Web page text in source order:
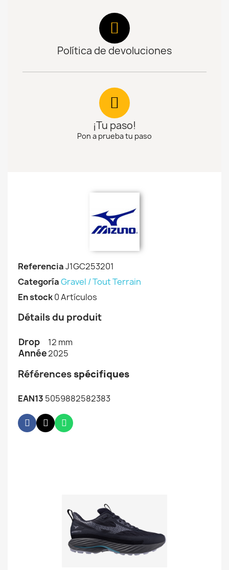
Política de devoluciones
¡Tu paso!
Pon a prueba tu paso
ReferenciaJ1GC253201
CategoríaGravel / Tout Terrain
En stock0 Artículos
Détails du produit
Drop 12 mm
Année2025
Références spécifiques
EAN13 5059882582383